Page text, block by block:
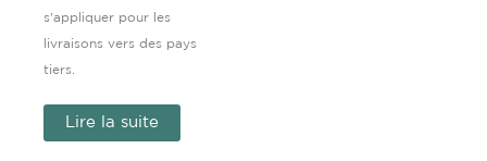
s'appliquer pour les
livraisons vers des pays
tiers.
Lire la suite